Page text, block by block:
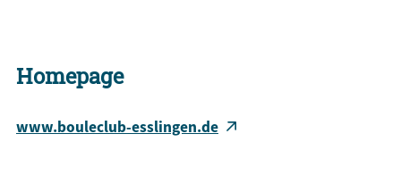
Homepage
www.bouleclub-esslingen.de